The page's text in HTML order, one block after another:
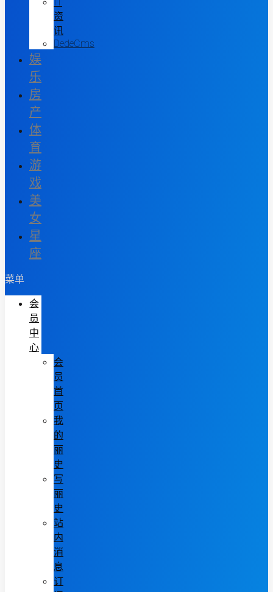
资
讯
DedeCms
娱
乐
房
产
体
育
游
戏
美
女
星
座
菜单
会
员
中
心
会
员
首
页
我
的
丽
史
写
丽
史
站
内
消
息
订